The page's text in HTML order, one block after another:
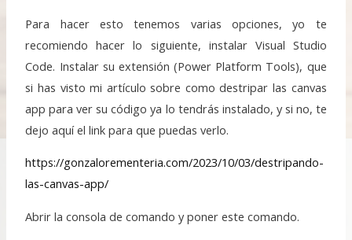
Para hacer esto tenemos varias opciones, yo te
recomiendo hacer lo siguiente, instalar Visual Studio
Code. Instalar su extensión (Power Platform Tools), que
si has visto mi artículo sobre como destripar las canvas
app para ver su código ya lo tendrás instalado, y si no, te
dejo aquí el link para que puedas verlo.
https://gonzalorementeria.com/2023/10/03/destripando-
las-canvas-app/
Abrir la consola de comando y poner este comando.